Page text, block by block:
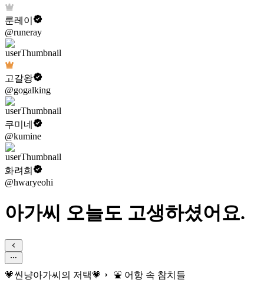
룬레이
@runeray
고갈왕
@gogalking
쿠미네
@kumine
화려희
@hwaryeohi
아가씨 오늘도 고생하셨어요.
💗씬냥아가씨의 저택💗 ⛲ 어항 속 참치들